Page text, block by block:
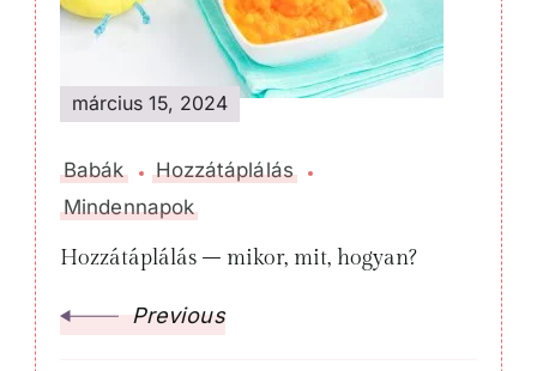
március 15, 2024
Babák
Hozzátáplálás
Mindennapok
Hozzátáplálás – mikor, mit, hogyan?
Previous